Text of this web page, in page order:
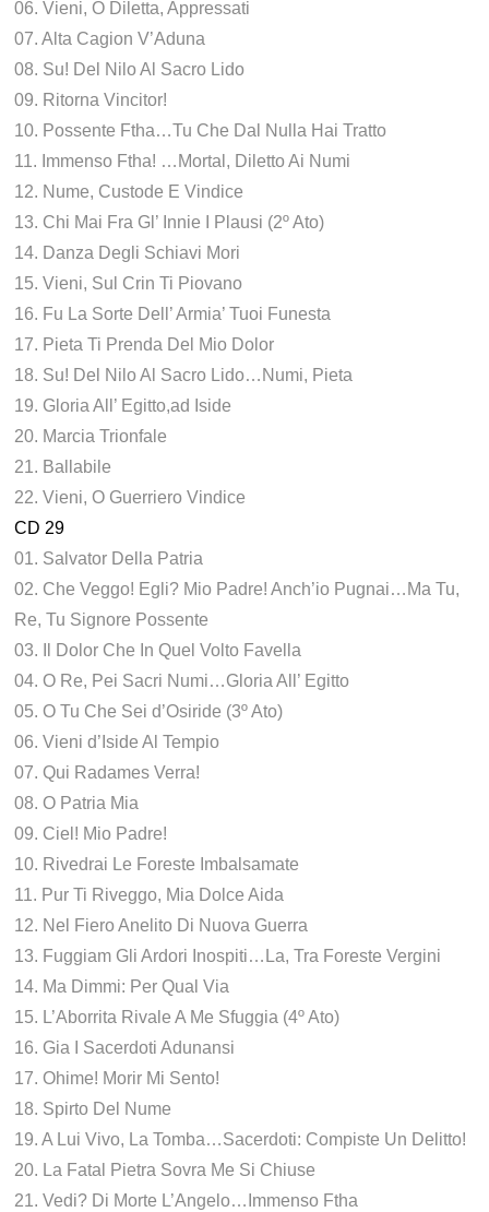
06. Vieni, O Diletta, Appressati
07. Alta Cagion V’Aduna
08. Su! Del Nilo Al Sacro Lido
09. Ritorna Vincitor!
10. Possente Ftha…Tu Che Dal Nulla Hai Tratto
11. Immenso Ftha! …Mortal, Diletto Ai Numi
12. Nume, Custode E Vindice
13. Chi Mai Fra Gl’ Innie I Plausi (2º Ato)
14. Danza Degli Schiavi Mori
15. Vieni, Sul Crin Ti Piovano
16. Fu La Sorte Dell’ Armia’ Tuoi Funesta
17. Pieta Ti Prenda Del Mio Dolor
18. Su! Del Nilo Al Sacro Lido…Numi, Pieta
19. Gloria All’ Egitto,ad Iside
20. Marcia Trionfale
21. Ballabile
22. Vieni, O Guerriero Vindice
CD 29
01. Salvator Della Patria
02. Che Veggo! Egli? Mio Padre! Anch’io Pugnai…Ma Tu,
Re, Tu Signore Possente
03. Il Dolor Che In Quel Volto Favella
04. O Re, Pei Sacri Numi…Gloria All’ Egitto
05. O Tu Che Sei d’Osiride (3º Ato)
06. Vieni d’Iside Al Tempio
07. Qui Radames Verra!
08. O Patria Mia
09. Ciel! Mio Padre!
10. Rivedrai Le Foreste Imbalsamate
11. Pur Ti Riveggo, Mia Dolce Aida
12. Nel Fiero Anelito Di Nuova Guerra
13. Fuggiam Gli Ardori Inospiti…La, Tra Foreste Vergini
14. Ma Dimmi: Per Qual Via
15. L’Aborrita Rivale A Me Sfuggia (4º Ato)
16. Gia I Sacerdoti Adunansi
17. Ohime! Morir Mi Sento!
18. Spirto Del Nume
19. A Lui Vivo, La Tomba…Sacerdoti: Compiste Un Delitto!
20. La Fatal Pietra Sovra Me Si Chiuse
21. Vedi? Di Morte L’Angelo…Immenso Ftha